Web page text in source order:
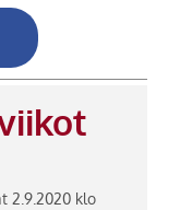
2.9.2020 klo